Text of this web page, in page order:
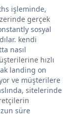
işleminde,
gerçek
sosyal
kendi
nasıl
hızlı
landing on
ve müşterilere
sitelerinde
süre